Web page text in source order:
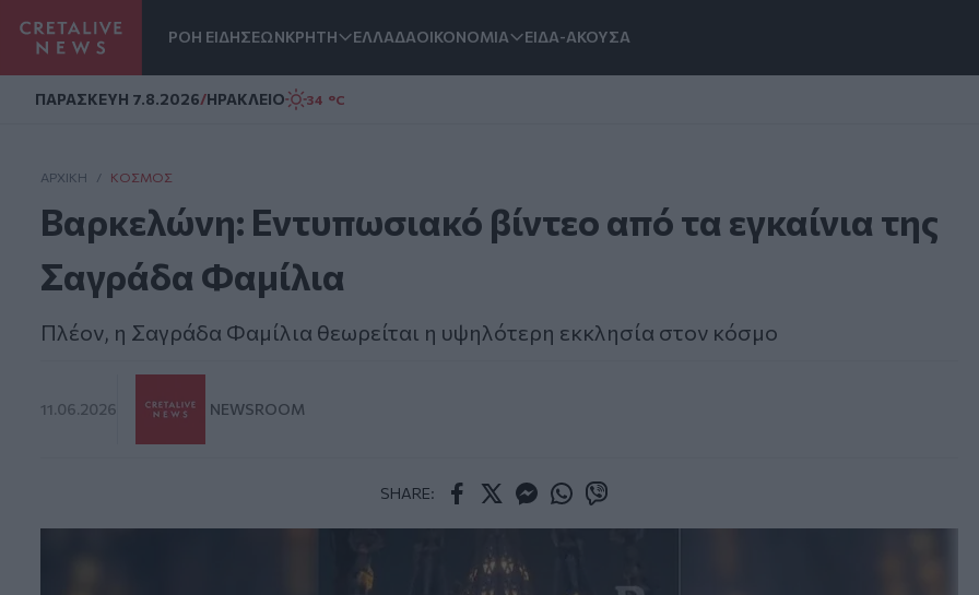
ΡΟΗ ΕΙΔΗΣΕΩΝΚΡΗΤΗ ΕΛΛΑΔΑΟΙΚΟΝΟΜΙΑ ΕΙΔΑ-ΑΚΟΥΣΑ
ΠΑΡΑΣΚΕΥΗ 7.8.2026/ΗΡΑΚΛΕΙΟ 34 °C
ΑΡΧΙΚΗ / ΚΌΣΜΟΣ
Βαρκελώνη: Εντυπωσιακό βίντεο από τα εγκαίνια της
Σαγράδα Φαμίλια
Πλέον, η Σαγράδα Φαμίλια θεωρείται η υψηλότερη εκκλησία στον κόσμο
11.06.2026 NEWSROOM
SHARE: